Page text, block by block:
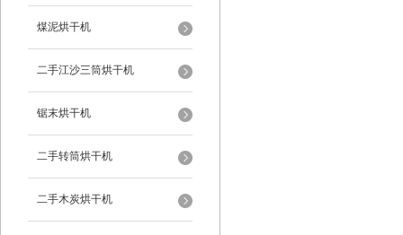
煤泥烘干机
二手江沙三筒烘干机
锯末烘干机
二手转筒烘干机
二手木炭烘干机